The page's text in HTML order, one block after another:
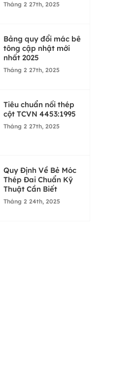
Tháng 2 27th, 2025
Bảng quy đổi mác bê
tông cập nhật mới
nhất 2025
Tháng 2 27th, 2025
Tiêu chuẩn nối thép
cột TCVN 4453:1995
Tháng 2 27th, 2025
Quy Định Về Bẻ Móc
Thép Đai Chuẩn Kỹ
Thuật Cần Biết
Tháng 2 24th, 2025